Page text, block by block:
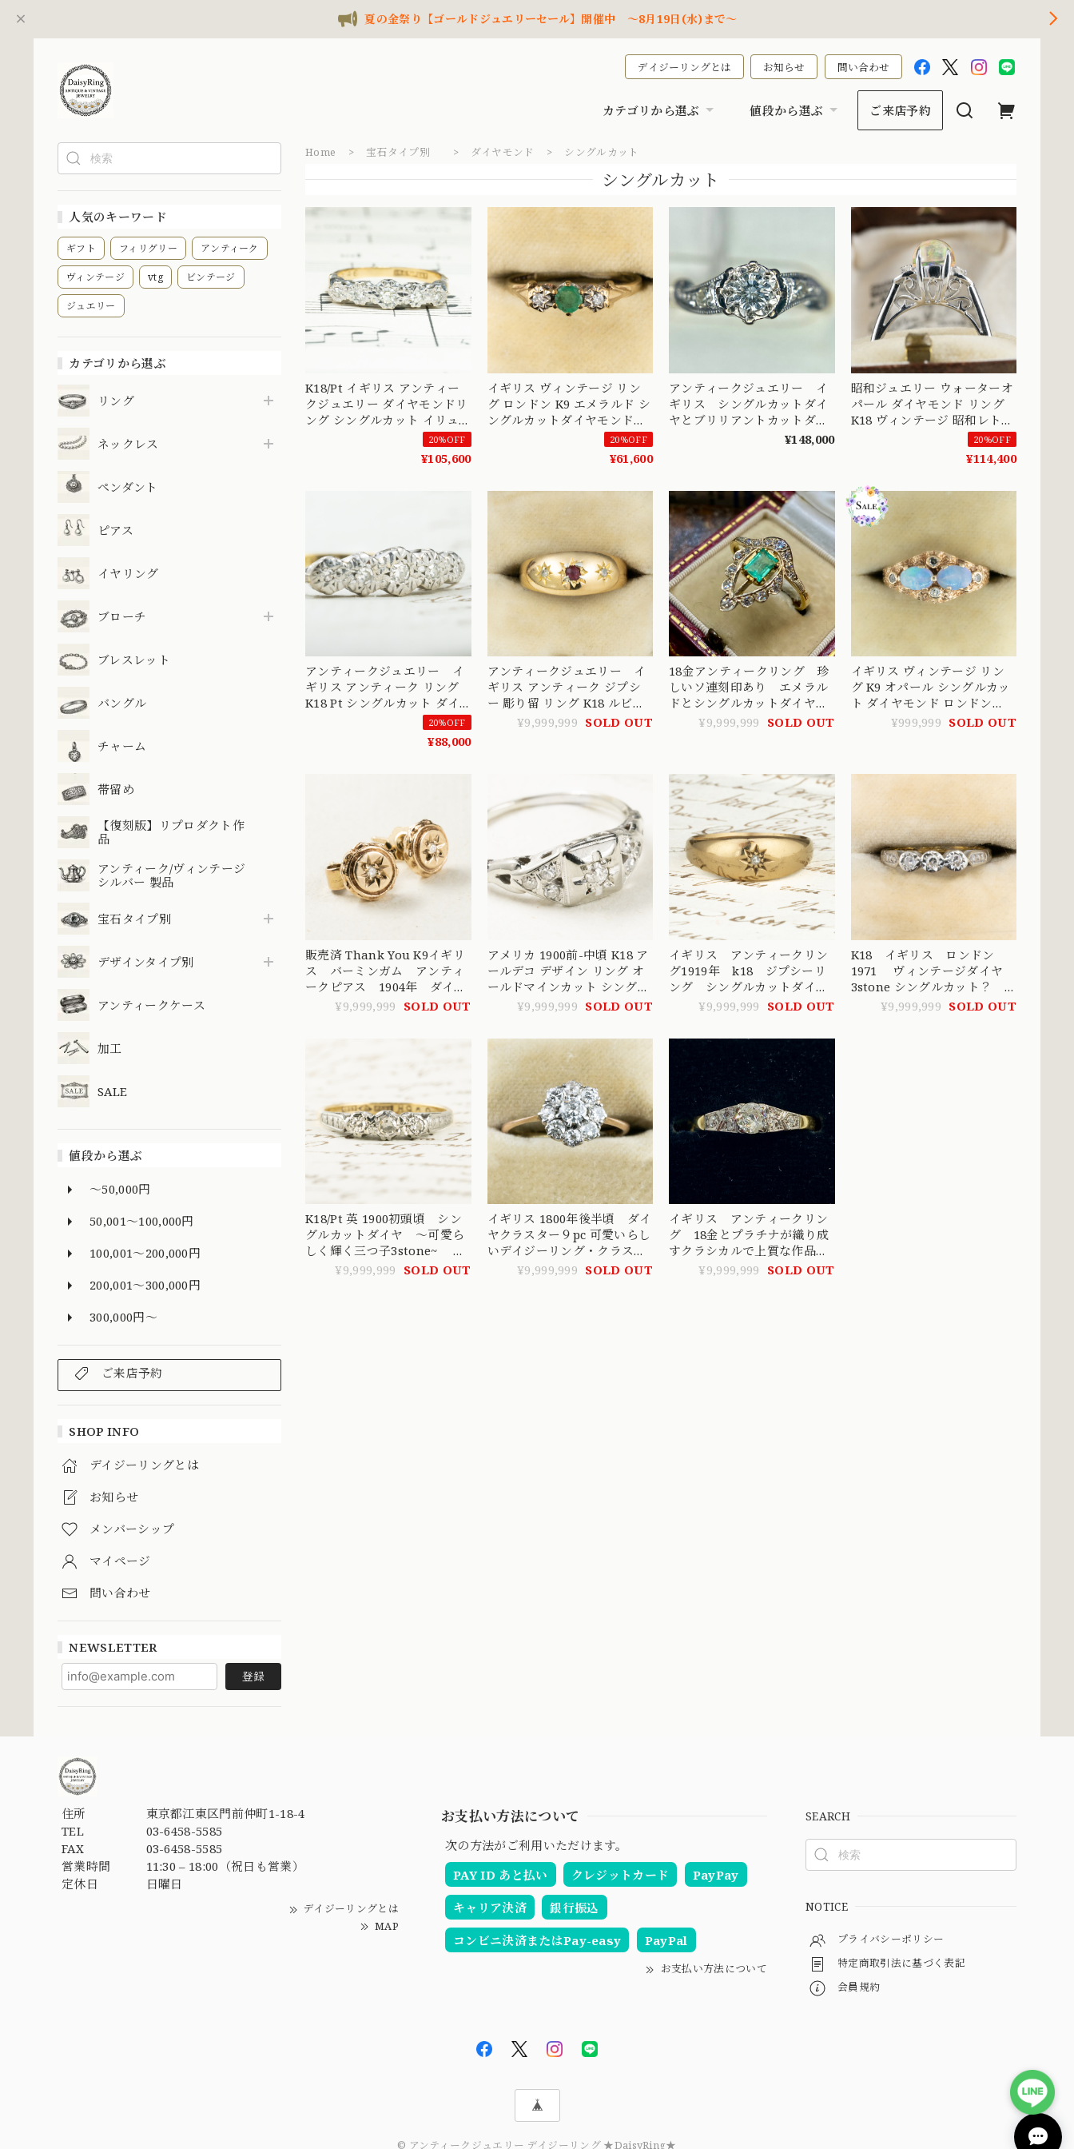
夏の金祭り【ゴールドジュエリーセール】開催中 ～8月19日(水)まで～
デイジーリングとは お知らせ 問い合わせ
カテゴリから選ぶ 値段から選ぶ ご来店予約
人気のキーワード
ギフト フィリグリー アンティーク
ヴィンテージ vtg ビンテージ
ジュエリー
カテゴリから選ぶ
リング
ネックレス
ペンダント
ピアス
イヤリング
ブローチ
ブレスレット
バングル
チャーム
帯留め
【復刻版】リプロダクト作
品
アンティーク/ヴィンテージ
シルバー 製品
宝石タイプ別
デザインタイプ別
アンティークケース
加工
SALE
値段から選ぶ
～50,000円
50,001～100,000円
100,001～200,000円
200,001～300,000円
300,000円～
ご来店予約
SHOP INFO
デイジーリングとは
お知らせ
メンバーシップ
マイページ
問い合わせ
NEWSLETTER
登録
Home 宝石タイプ別 ダイヤモンド シングルカット
シングルカット
K18/Pt イギリス アンティー
クジュエリー ダイヤモンドリ
ング シングルカット イリュ
ージョンセット フラワー ク
ラスター 1900年代初頭
DR00545 Daisy Ring
20%OFF
¥105,600
イギリス ヴィンテージ リン
グ ロンドン K9 エメラルド シ
ングルカットダイヤモンド
20%OFF
¥61,600
アンティークジュエリー イ
ギリス シングルカットダイ
ヤとブリリアントカットダイ
ヤの美しいヴィンテージリン
グ K18/ PL 英 1900中
¥148,000
昭和ジュエリー ウォーターオ
パール ダイヤモンド リング
K18 ヴィンテージ 昭和レトロ
透かしデザイン シングルカッ
20%OFF
¥114,400
アンティークジュエリー イ
ギリス アンティーク リング
K18 Pt シングルカット ダイ
ヤモンド シンプル 一文字 デ
20%OFF
¥88,000
アンティークジュエリー イ
ギリス アンティーク ジプシ
ー 彫り留 リング K18 ルビー
ダイヤ 1904 チェスター
¥9,999,999 SOLD OUT
18金アンティークリング 珍
しいソ連刻印あり エメラル
ドとシングルカットダイヤモ
ンドの眩い輝き?CHR02036
¥9,999,999 SOLD OUT
イギリス ヴィンテージ リン
グ K9 オパール シングルカッ
ト ダイヤモンド ロンドン
1979 〜表情の豊かなゴールド
¥999,999 SOLD OUT
販売済 Thank You K9イギリ
ス バーミンガム アンティ
ークピアス 1904年 ダイヤ
モンドピアス（キャッチ
¥9,999,999 SOLD OUT
アメリカ 1900前-中頃 K18 ア
ールデコ デザイン リング オ
ールドマインカット シングル
カット ダイヤモンド
¥9,999,999 SOLD OUT
イギリス アンティークリン
グ1919年 k18 ジプシーリ
ング シングルカットダイヤ
モンド英国
¥9,999,999 SOLD OUT
K18 イギリス ロンドン
1971 ヴィンテージダイヤ
3stone シングルカット？ 〜
癒しの可愛いらしい三つ子ダ
¥9,999,999 SOLD OUT
K18/Pt 英 1900初頭頃 シン
グルカットダイヤ 〜可愛ら
しく輝く三つ子3stone~
DR00380¥9,999,999 SOLD OUT
イギリス 1800年後半頃 ダイ
ヤクラスター９pc 可愛いらし
いデイジーリング・クラスタ
ーリング K18
¥9,999,999 SOLD OUT
イギリス アンティークリン
グ 18金とプラチナが織り成
すクラシカルで上質な作品〜
アンティークダイヤ7pcの贅
¥9,999,999 SOLD OUT
住所
東京都江東区門前仲町1-18-4
TEL
03-6458-5585
FAX
03-6458-5585
営業時間
11:30 – 18:00（祝日も営業）
定休日
日曜日
デイジーリングとは
MAP
お支払い方法について
次の方法がご利用いただけます。
PAY ID あと払い
クレジットカード PayPay
キャリア決済 銀行振込
コンビニ決済またはPay-easy PayPal
お支払い方法について
SEARCH
NOTICE
プライバシーポリシー
特定商取引法に基づく表記
会員規約
© アンティークジュエリー デイジーリング ★DaisyRing★